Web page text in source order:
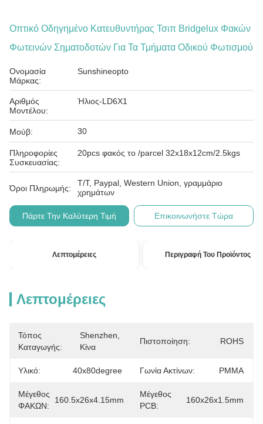
Οπτικό Οδηγημένο Κατευθυντήρας Τσιπ Bridgelux Φακών
Φωτεινών Σηματοδοτών Για Τα Τμήματα Οδικού Φωτισμού
Ονομασία
Μάρκας:
Sunshineopto
Αριθμός
Μοντέλου:
Ήλιος-LD6X1
Μούβ: 30
Πληροφορίες
Συσκευασίας:
20pcs φακός το /parcel 32x18x12cm/2.5kgs
Όροι Πληρωμής:
T/T, Paypal, Western Union, γραμμάριο
χρημάτων
Πάρτε Την Καλύτερη Τιμή Επικοινωνήστε Τώρα
Λεπτομέρειες Περιγραφή Του Προϊόντος
Λεπτομέρειες
Τόπος
Καταγωγής:
Shenzhen,
Κίνα
Πιστοποίηση: ROHS
Υλικό: 40x80degree Γωνία Ακτίνων: PMMA
Μέγεθος
ΦΑΚΩΝ:
160.5x26x4.15mm
Μέγεθος
PCB:
160x26x1.5mm